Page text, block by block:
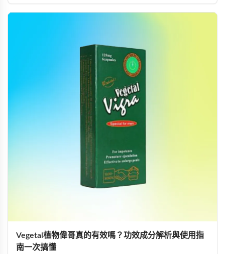
Vegetal植物偉哥真的有效嗎？功效成分解析與使用指
南一次搞懂